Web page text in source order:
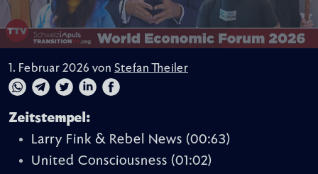
1. Februar 2026 von Stefan Theiler
Zeitstempel:
Larry Fink & Rebel News (00:63)
United Consciousness (01:02)